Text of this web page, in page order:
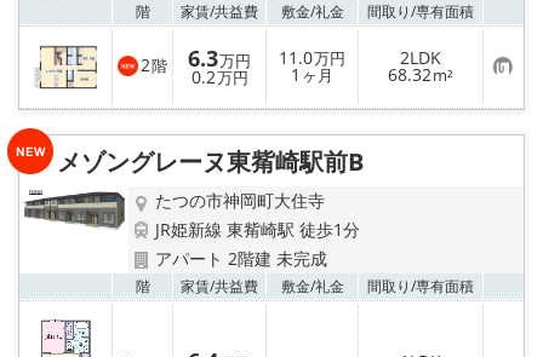
階 家賃/共益費 敷金/礼金 間取り/専有面積
2階 6.3万円
0.2万円
11.0万円
1 ヶ月
2LDK
68.32m² お
気
に
り
メゾングレーヌ東觜崎駅前B
たつの市神岡町大住寺
JR姫新線 東觜崎駅 徒歩1分
アパート 2階建 未完成
階 家賃/共益費 敷金/礼金 間取り/専有面積